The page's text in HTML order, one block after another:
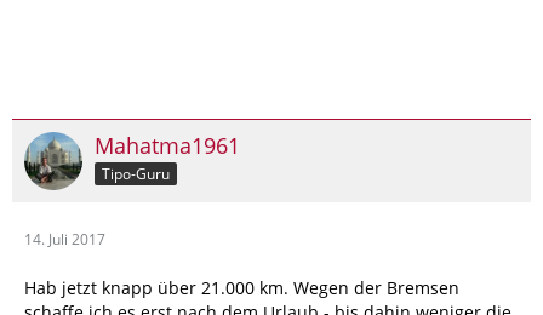
Mahatma1961
Tipo-Guru
14. Juli 2017
Hab jetzt knapp über 21.000 km. Wegen der Bremsen